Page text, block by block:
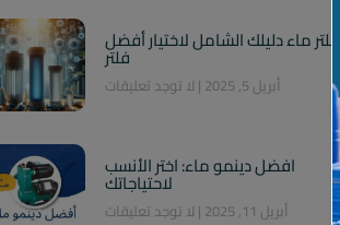
فلتر ماء دليلك الشامل لاختيار أفضل
فلتر
أبريل 5, 2025 لا توجد تعليقات
افضل دينمو ماء: اختر الأنسب
لاحتياجاتك
أبريل 11, 2025 لا توجد تعليقات